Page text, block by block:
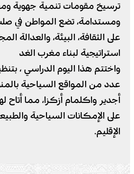
ترسيخ مقومات تنمية جهوية
ومستدامة، تضع المواطن في
على الثقافة، البيئة، والعدالة
استراتيجية لبناء مغرب الغد
واختتم هذا اليوم الدراسي ،
عدد من المواقع السياحية
أجدير واكلمام أزكزا، مما أتاح
على الإمكانات السياحية
الإقليم.